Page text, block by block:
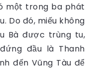
một trong ba phát
Do đó, miếu không
Bà được trùng tu,
đầu là Thanh
đến Vũng Tàu để